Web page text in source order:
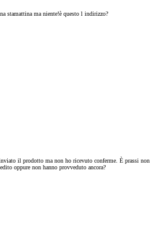
stamattina ma niente!è questo l indirizzo?
il prodotto ma non ho ricevuto conferme. È prassi non
oppure non hanno provveduto ancora?